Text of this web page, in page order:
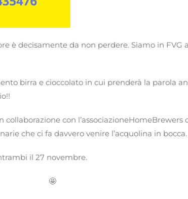
è decisamente da non perdere. Siamo in FVG
birra e cioccolato in cui prenderà la parola
collaborazione con
che ci fa davvero venire l’acquolina in bocca.
il 27 novembre.
🤩